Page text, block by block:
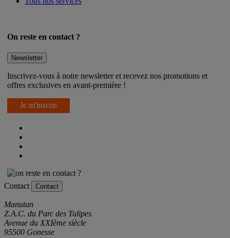
Inscrivez-vous à notre newsletter et recevez nos promotions et
Je m'inscris
Manutan
Z.A.C. du Parc des Tulipes
Avenue du XXIème siècle